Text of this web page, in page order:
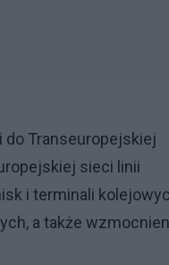
do Transeuropejskiej
sieci linii
i terminali
a także